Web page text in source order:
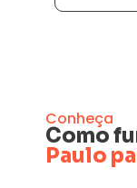
Conheça
Como
Paulo